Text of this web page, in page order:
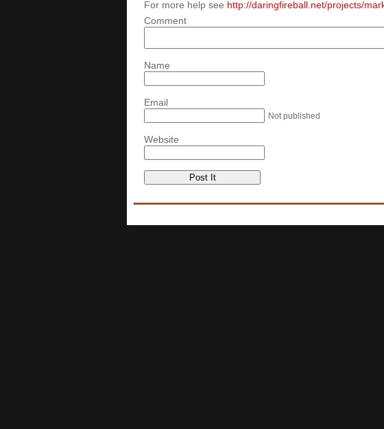
For more help see http://daringfireball.net/projects/
Comment
Name
Email
Not published
Website